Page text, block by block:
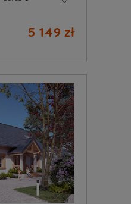
5 149 zł